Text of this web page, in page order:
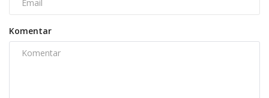
Komentar